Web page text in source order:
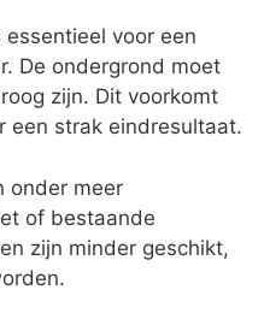
voor een
De ondergrond moet
zijn. Dit voorkomt
een strak eindresultaat.
onder meer
of bestaande
zijn minder geschikt,